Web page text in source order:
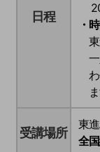
日程
・
東
一
わ
ま
受講場所
東
全